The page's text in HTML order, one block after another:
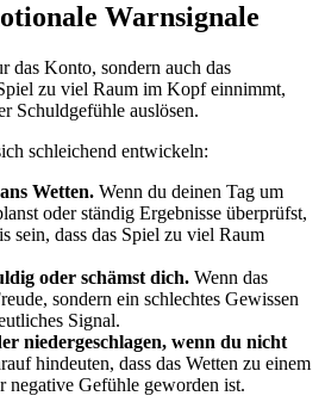
Warnsignale
das Konto, sondern auch das
zu viel Raum im Kopf einnimmt,
Schuldgefühle auslösen.
schleichend entwickeln:
Wetten. Wenn du deinen Tag um
oder ständig Ergebnisse überprüfst,
sein, dass das Spiel zu viel Raum
oder schämst dich. Wenn das
sondern ein schlechtes Gewissen
Signal.
niedergeschlagen, wenn du nicht
hindeuten, dass das Wetten zu einem
negative Gefühle geworden ist.